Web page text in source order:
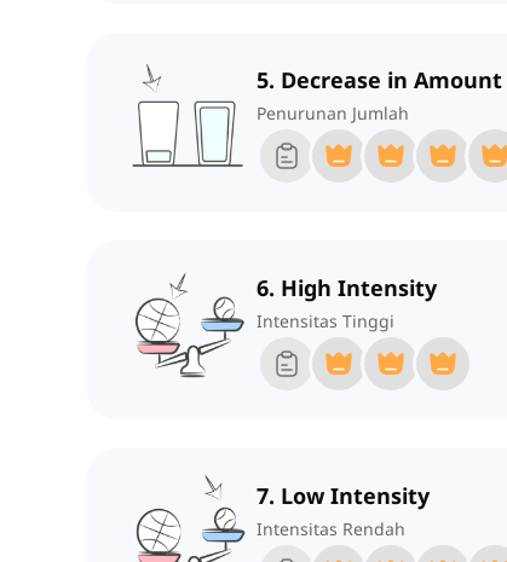
5. Decrease in Amount
Penurunan Jumlah
6. High Intensity
Intensitas Tinggi
7. Low Intensity
Intensitas Rendah